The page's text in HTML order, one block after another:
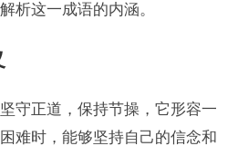
析这一成语的内涵。
守正道，保持节操，它形容一
难时，能够坚持自己的信念和